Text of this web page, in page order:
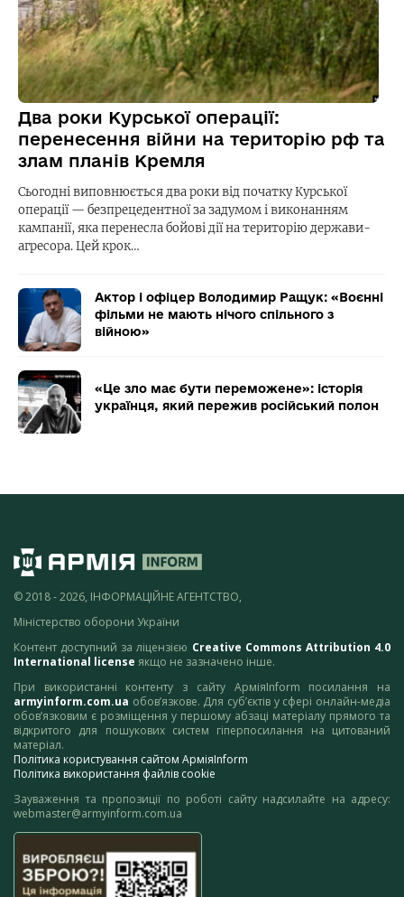
Два роки Курської операції:
перенесення війни на територію рф та
злам планів Кремля
Сьогодні виповнюється два роки від початку Курської
операції — безпрецедентної за задумом і виконанням
кампанії, яка перенесла бойові дії на територію держави-
агресора. Цей крок…
Актор і офіцер Володимир Ращук: «Воєнні
фільми не мають нічого спільного з
війною»
«Це зло має бути переможене»: історія
українця, який пережив російський полон
© 2018 - 2026, ІНФОРМАЦІЙНЕ АГЕНТСТВО,
Міністерство оборони України
Контент доступний за ліцензією Creative Commons Attribution 4.0
International license якщо не зазначено інше.
При використанні контенту з сайту АрміяInform посилання на
armyinform.com.ua обов’язкове. Для суб’єктів у сфері онлайн-медіа
обов’язковим є розміщення у першому абзаці матеріалу прямого та
відкритого для пошукових систем гіперпосилання на цитований
матеріал.
Політика користування сайтом АрміяInform
Політика використання файлів cookie
Зауваження та пропозиції по роботі сайту надсилайте на адресу:
webmaster@armyinform.com.ua